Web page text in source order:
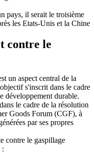
pays, il serait le troisième
les Etats-Unis et la Chine
contre le
un aspect central de la
s'inscrit dans le cadre
développement durable.
le cadre de la résolution
Goods Forum (CGF), à
par ses propres
contre le gaspillage
: